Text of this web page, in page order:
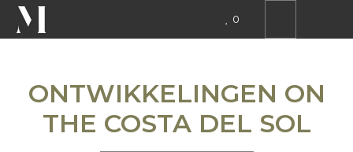
0
GEBIEDEN
ONTWIKKELINGEN ON
THE COSTA DEL SOL